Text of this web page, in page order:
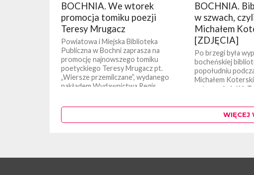
BOCHNIA. We wtorek
promocja tomiku poezji
Teresy Mrugacz
Powiatowa i Miejska Biblioteka
Publiczna w Bochni zaprasza na
promocję najnowszego tomiku
poetyckiego Teresy Mrugacz pt.
„Wiersze przemilczane”, wydanego
nakładem Wydawnictwa Regis....
BOCHNIA.
w szwach,
Michałem
[ZDJĘCIA]
Po brzegi była
bocheńskiej
popołudniu
Michałem
autorem książki
WIĘCEJ